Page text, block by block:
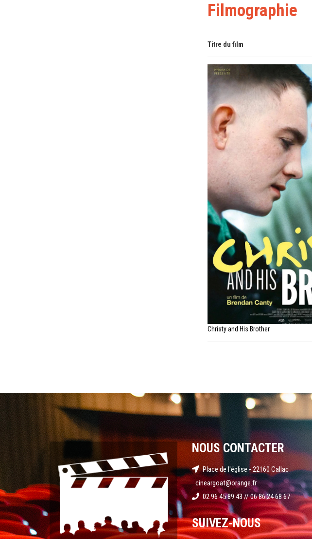
Filmographie
Titre du film
Christy and His Brother
NOUS CONTACTER
Place de l'église - 22160 Callac
cineargoat@orange.fr
02 96 45 89 43 // 06 86 24 68 67
SUIVEZ-NOUS